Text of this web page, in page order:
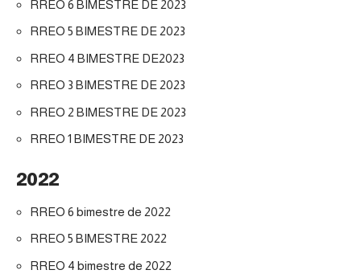
RREO 6 BIMESTRE DE 2023
RREO 5 BIMESTRE DE 2023
RREO 4 BIMESTRE DE2023
RREO 3 BIMESTRE DE 2023
RREO 2 BIMESTRE DE 2023
RREO 1 BIMESTRE DE 2023
2022
RREO 6 bimestre de 2022
RREO 5 BIMESTRE 2022
RREO 4 bimestre de 2022